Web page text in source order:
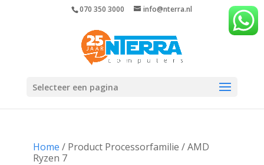
070 350 3000 info@nterra.nl
Selecteer een pagina
Home / Product Processorfamilie / AMD
Ryzen 7